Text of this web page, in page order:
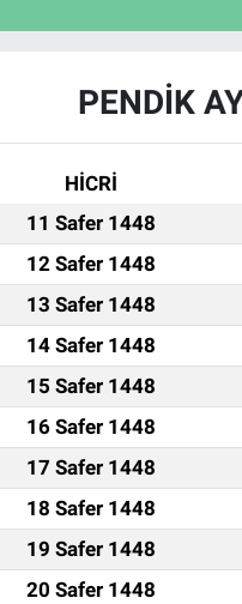
PENDİK
HİCRİ
11 Safer 1448
12 Safer 1448
13 Safer 1448
14 Safer 1448
15 Safer 1448
16 Safer 1448
17 Safer 1448
18 Safer 1448
19 Safer 1448
20 Safer 1448